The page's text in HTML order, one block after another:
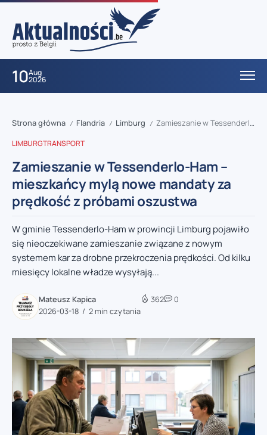
10Aug
2026
Strona główna / Flandria / Limburg / Zamieszanie w Tessenderlo-Ham – mieszkańcy mylą nowe mandaty za prędkość z próbami oszustwa
LIMBURGTRANSPORT
Zamieszanie w Tessenderlo-Ham –
mieszkańcy mylą nowe mandaty za
prędkość z próbami oszustwa
W gminie Tessenderlo-Ham w prowincji Limburg pojawiło
się nieoczekiwane zamieszanie związane z nowym
systemem kar za drobne przekroczenia prędkości. Od kilku
miesięcy lokalne władze wysyłają...
Mateusz Kapica
2026-03-18
2 min czytania
362 0